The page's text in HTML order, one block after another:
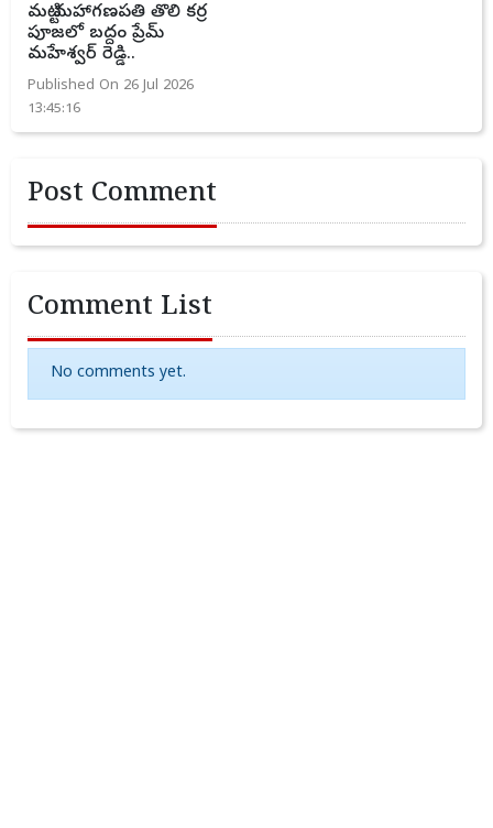
మట్టి మహాగణపతి తొలి కర్ర
పూజలో బద్దం ప్రేమ్
మహేశ్వర్ రెడ్డి..
Published On 26 Jul 2026
13:45:16
Post Comment
Comment List
No comments yet.